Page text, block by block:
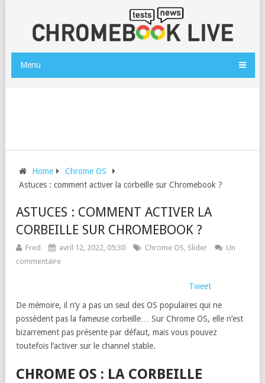
Menu
Home
Chrome OS
Astuces : comment activer la corbeille sur Chromebook ?
ASTUCES : COMMENT ACTIVER LA
CORBEILLE SUR CHROMEBOOK ?
Fred avril 12, 2022, 05:30 Chrome OS, Slider
Un
commentaire
Tweet
De mémoire, il n’y a pas un seul des OS populaires qui ne
possèdent pas la fameuse corbeille… Sur Chrome OS, elle n’est
bizarrement pas présente par défaut, mais vous pouvez
toutefois l’activer sur le channel stable.
CHROME OS : LA CORBEILLE